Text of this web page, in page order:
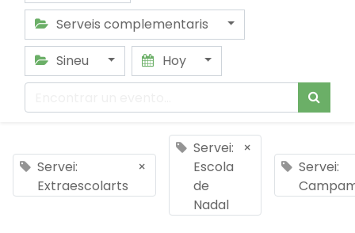
Serveis complementaris
Sineu
Hoy
Servei:
Extraescolarts
×
Servei:
Escola
de
Nadal
×
Servei: